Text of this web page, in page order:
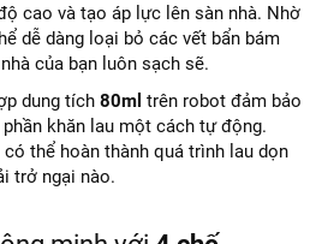
cao và tạo áp lực lên sàn nhà. Nhờ
dễ dàng loại bỏ các vết bẩn bám
của bạn luôn sạch sẽ.
dung tích80ml trên robot đảm bảo
khăn lau một cách tự động.
thể hoàn thành quá trình lau dọn
trở ngại nào.